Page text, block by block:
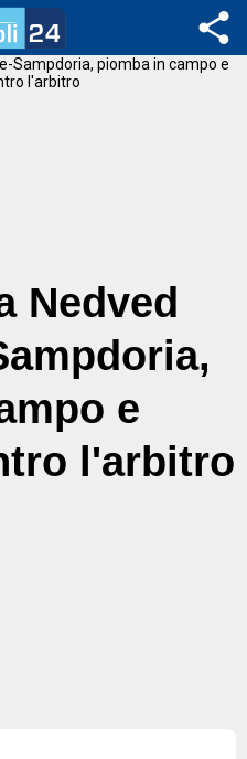
Nedved
e
l'arbitro